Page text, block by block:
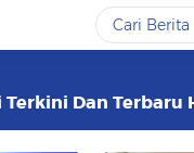
Dan Terbaru